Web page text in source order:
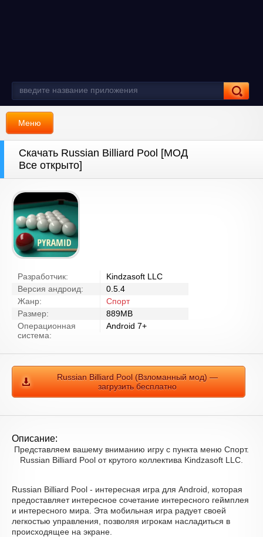
Меню
Скачать Russian Billiard Pool [МОД
Все открыто]
Разработчик:
Kindzasoft LLC
Версия андроид:
0.5.4
Жанр:
Спорт
Размер:
889MB
Операционная
система:
Android 7+
Russian Billiard Pool (Взломанный мод) —
загрузить бесплатно
Описание:
Представляем вашему вниманию игру с пункта меню Спорт.
Russian Billiard Pool от крутого коллектива Kindzasoft LLC.
Russian Billiard Pool - интересная игра для Android, которая
предоставляет интересное сочетание интересного геймплея
и интересного мира. Эта мобильная игра радует своей
легкостью управления, позволяя игрокам насладиться в
происходящее на экране.